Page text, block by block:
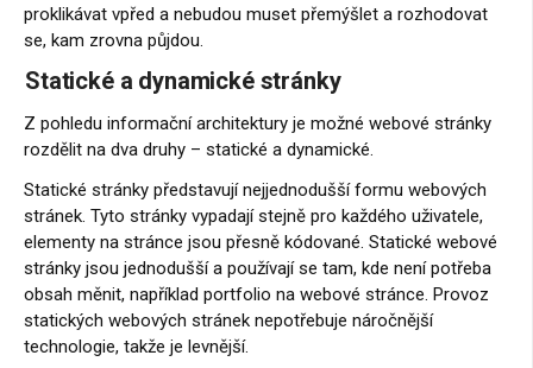
proklikávat vpřed a nebudou muset přemýšlet a rozhodovat
se, kam zrovna půjdou.
Statické a dynamické stránky
Z pohledu informační architektury je možné webové stránky
rozdělit na dva druhy – statické a dynamické.
Statické stránky představují nejjednodušší formu webových
stránek. Tyto stránky vypadají stejně pro každého uživatele,
elementy na stránce jsou přesně kódované. Statické webové
stránky jsou jednodušší a používají se tam, kde není potřeba
obsah měnit, například portfolio na webové stránce. Provoz
statických webových stránek nepotřebuje náročnější
technologie, takže je levnější.